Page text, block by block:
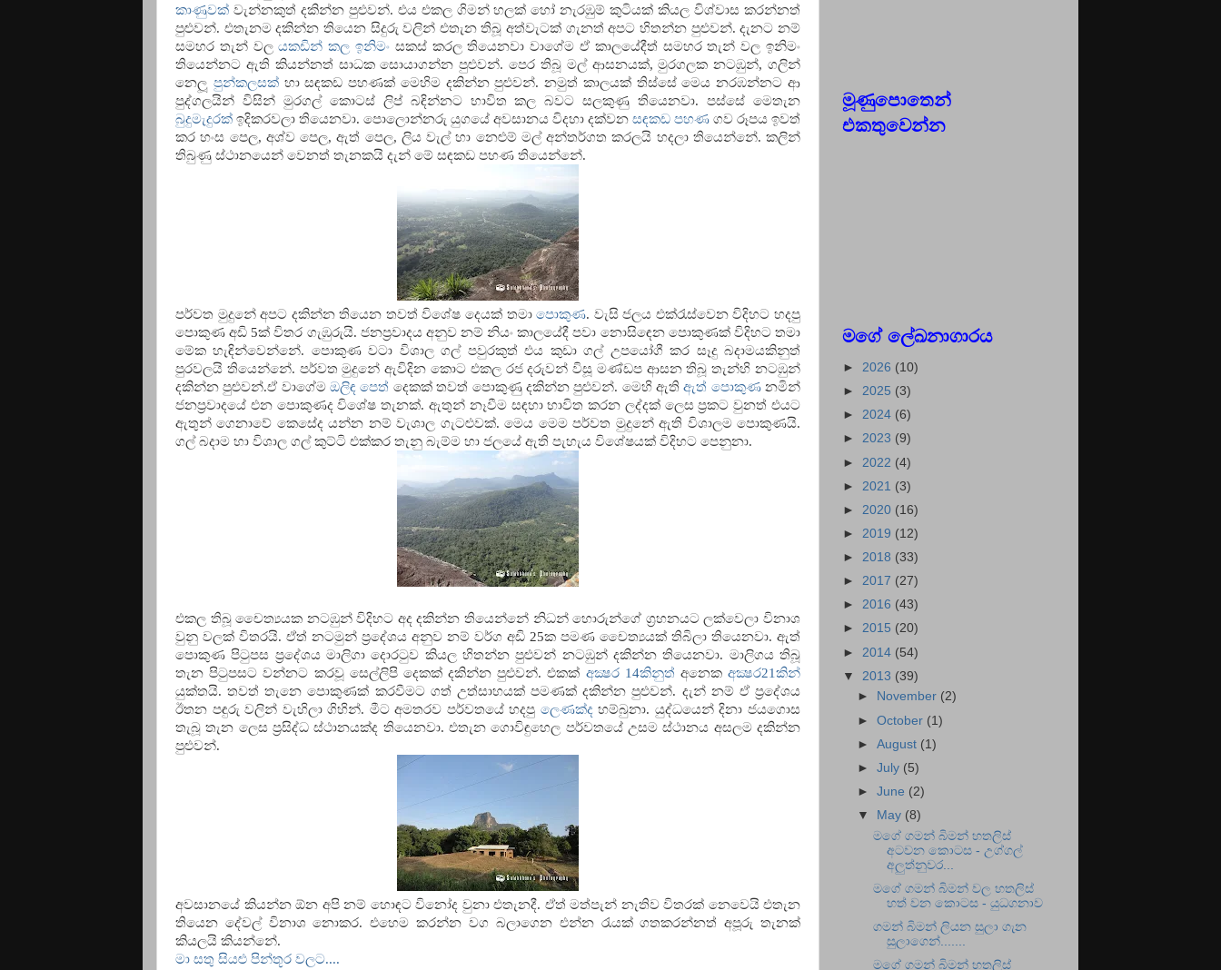
කාණුවක් වැන්නකුත් දකින්න පුළුවන්. එය එකල ගිමන් හලක් හෝ නැරඹුම් කුටියක් කියල විශ්වාස කරන්නත්
පුළුවන්. එතැනම දකින්න තියෙන සිදුරු වලින් එතැන තිබූ අත්වැටක් ගැනත් අපට හිතන්න පුළුවන්. දැනට නම්
සමහර තැන් වලයකඩින් කල ඉනිමං සකස් කරල තියෙනවා වාගේම ඒ කාලයේදීත් සමහර තැන් වල ඉනිමං
තියෙන්නට ඇති කියන්නත් සාධක සොයාගන්න පුළුවන්. පෙර තිබූ මල් ආසනයක්, මුරගලක නටඹුන්, ගලින්
නෙලූ පුන්කලසක්හා සඳකඩ පහණක් මෙහිම දකින්න පුළුවන්. නමුත් කාලයක් තිස්සේ මෙය නරඹන්නට ආ
පුද්ගලයින් විසින් මුරගල් කොටස් ලිප් බඳින්නට භාවිත කල බවට සලකුණු තියෙනවා. පස්සේ මෙතැන
බුදුමැදුරක් ඉදිකරවලා තියෙනවා. පොලොන්නරු යුගයේ අවසානය විදහා දක්වන සඳකඩ පහණ ගව රූපය ඉවත්
කර හංස පෙල, අශ්ව පෙල, ඇත් පෙල, ලිය වැල් හා නෙළුම් මල් අන්තර්ගත කරලයි හදලා තියෙන්නේ. කලින්
තිබුණු ස්ථානයෙන් වෙනත් තැනකයි දැන් මේ සඳකඩ පහණ තියෙන්නේ.
පර්වත මුදුනේ අපට දකින්න තියෙන තවත් වි‍‍ශේෂ දෙයක් තමාපොකුණ. වැසි ජලය එක්රැස්වෙන විදිහට හදපු
පොකුණ අඩි 5ක් විතර ගැඹුරුයි. ජනප්‍රවාදය අනුව නම් නියං කාලයේදී පවා නොසිඳෙන පොකුණක් විදිහට තමා
මේක හැඳින්වෙන්නේ. පොකුණ වටා විශාල ගල් පවුරකුත් එය කුඩා ගල් උපයෝගී කර සෑදු බදාමයකිනුත්
පුරවලයි තියෙන්නේ. පර්වත මුදුනේ ඇවිදින කොට එකල රජ දරුවන් විසූ මණ්ඩප ආසන තිබූ තැන්හි නටඹුන්
දකින්න පුළුවන්.ඒ වාගේමඔලිඳ පෙත් දෙකක් තවත් පොකුණු දකින්න පුළුවන්. මෙහි ඇතිඇත් පොකුණනමින්
ජනප්‍රවාදයේ එන පොකුණද විශේෂ තැනක්. ඇතුන් නෑවීම සඳහා භාවිත කරන ලද්දක් ලෙස ප්‍රකට වුනත් එයට
ඇතුන් ගෙනාවේ කෙසේද යන්න නම් වැශාල ගැටළුවක්. මෙය මෙම පර්වත මුදුනේ ඇති විශාලම පොකුණයි.
ගල් බදාම හා විශාල ගල් කුට්ටි එක්කර තැනු බැම්ම හා ජලයේ ඇති පැහැය විශේෂයක් විදිහට පෙනුනා.
එකල තිබූ චෛත්‍යයක නටඹුන් විදිහට අද දකින්න තියෙන්නේ නිධන් හොරුන්ගේ ග්‍රහනයට ලක්වෙලා විනාශ
වුනු වලක් විතරයි. ඒත් නටමුන් ප්‍රදේශය අනුව නම් වර්ග අඩි 25ක පමණ චෛත්‍යයක් තිබිලා තියෙනවා. ඇත්
පොකුණ පිටුපස ප්‍රදේශය මාලිගා දොරටුව කියල හිතන්න පුළුවන් නටඹුන් දකින්න තියෙනවා. මාලිගය තිබූ
තැන පිටුපසට වන්නට කරවූ සෙල්ලිපි දෙකක් දකින්න පුළුවන්. එකක් අක්‍ෂර 14කිනුත් අනෙකඅක්‍ෂර21කින්
යුක්තයි. තවත් තැනෙ පොකුණක් කරවීමට ගත් උත්සාහයක් පමණක් දකින්න පුළුවන්. දැන් නම් ඒ ප්‍රදේශය
ඊතන පඳුරු වලින් වැහිලා ගිහින්. මීට අමතරව පර්වතයේ හදපු ලෙණක්ද හම්බුනා. යුද්ධයෙන් දිනා ජයගොස
තැබූ තැන ලෙස ප්‍රසිද්ධ ස්ථානයක්ද තියෙනවා. එතැන ගොවිඳුහෙල පර්වතයේ උසම ස්ථානය අසලම දකින්න
පුළුවන්.
අවසානයේ කියන්න ඕන අපි නම් හොඳට විනෝද වුනා එතැනදී. ඒත් මත්පැන් නැතිව විතරක් නෙවෙයි එතැන
තියෙන දේවල් විනාශ නොකර. එහෙම කරන්න වග බලාගෙන එන්න රැයක් ගතකරන්නත් අපූරු තැනක්
කියලයි කියන්නේ.
මා සතු සියළු පින්තූර වලට....
මූණුපොතෙන්
එකතුවෙන්න
මගේ ලේඛනාගාරය
► 2026 (10)
► 2025 (3)
► 2024 (6)
► 2023 (9)
► 2022 (4)
► 2021 (3)
► 2020 (16)
► 2019 (12)
► 2018 (33)
► 2017 (27)
► 2016 (43)
► 2015 (20)
► 2014 (54)
▼ 2013 (39)
►
November (2)
►October (1)
►August (1)
►July (5)
►June (2)
▼
May (8)
මගේ ගමන් බිමන් හතලිස්
අටවන කොටස - උග්ගල්
අලුත්නුවර...
මගේ ගමන් බිමන් වල හතලිස්
හත් වන කොටස - යුධගනාව
ගමන් බිමන් ලියන සුලා ගැන
සුලාගෙන්.......
මගේ ගමන් බිමන් හතලිස්